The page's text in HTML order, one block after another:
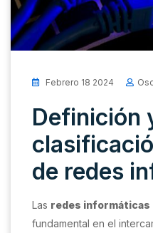
Febrero 18 2024
Definición
de redes
Las redes informáticas
fundamental en el